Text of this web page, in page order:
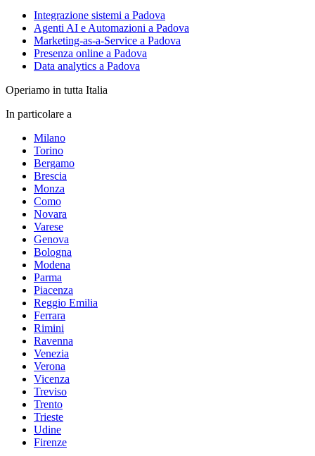
Integrazione sistemi a Padova
Agenti AI e Automazioni a Padova
Marketing-as-a-Service a Padova
Presenza online a Padova
Data analytics a Padova
Operiamo in tutta Italia
In particolare a
Milano
Torino
Bergamo
Brescia
Monza
Como
Novara
Varese
Genova
Bologna
Modena
Parma
Piacenza
Reggio Emilia
Ferrara
Rimini
Ravenna
Venezia
Verona
Vicenza
Treviso
Trento
Trieste
Udine
Firenze